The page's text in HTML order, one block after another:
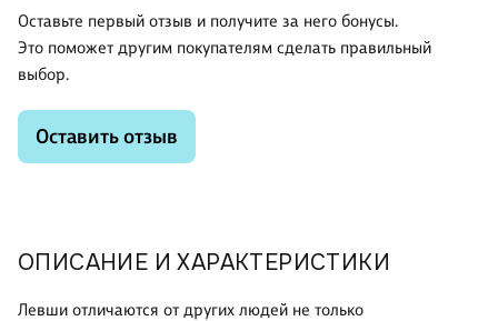
ОПИСАНИЕ И ХАРАКТЕРИСТИКИ
Левши отличаются от других людей не только
Оставьте первый отзыв и получите за него бонусы.
Это поможет другим покупателям сделать правильный
выбор.
Оставить отзыв